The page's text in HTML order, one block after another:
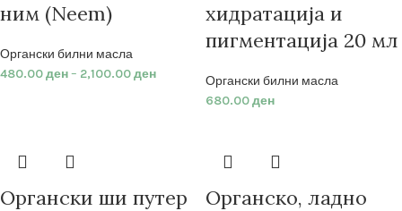
ним (Neem)
Органски билни масла
480.00ден– 2,100.00ден
хидратација и
пигментација 20 мл
Органски билни масла
680.00ден
Органски ши путер
Органско, ладно